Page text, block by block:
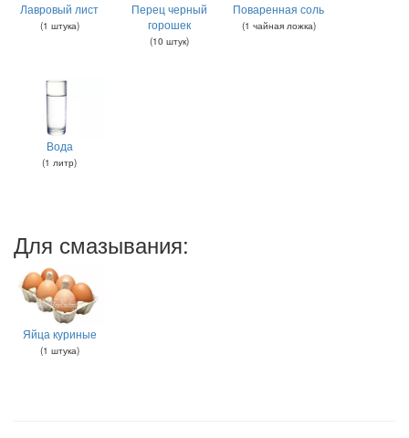
Лавровый лист
(1 штука)
Перец черный
горошек
(10 штук)
Поваренная соль
(1 чайная ложка)
Вода
(1 литр)
Для смазывания:
Яйца куриные
(1 штука)